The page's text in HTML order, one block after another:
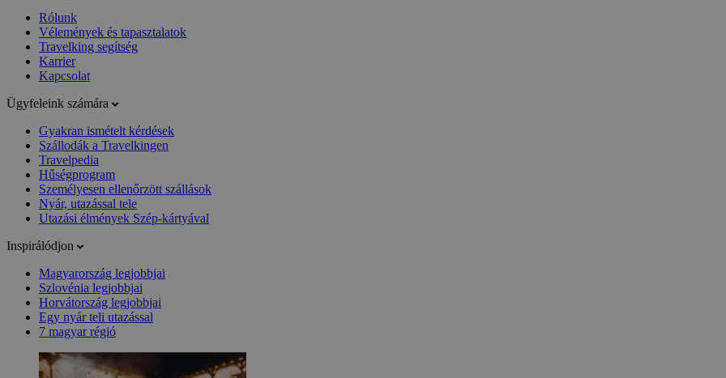
Rólunk
Vélemények és tapasztalatok
Travelking segítség
Karrier
Kapcsolat
Ügyfeleink számára
Gyakran ismételt kérdések
Szállodák a Travelkingen
Travelpedia
Hűségprogram
Személyesen ellenőrzött szállások
Nyár, utazással tele
Utazási élmények Szép-kártyával
Inspirálódjon
Magyarország legjobbjai
Szlovénia legjobbjai
Horvátország legjobbjai
Egy nyár teli utazással
7 magyar régió